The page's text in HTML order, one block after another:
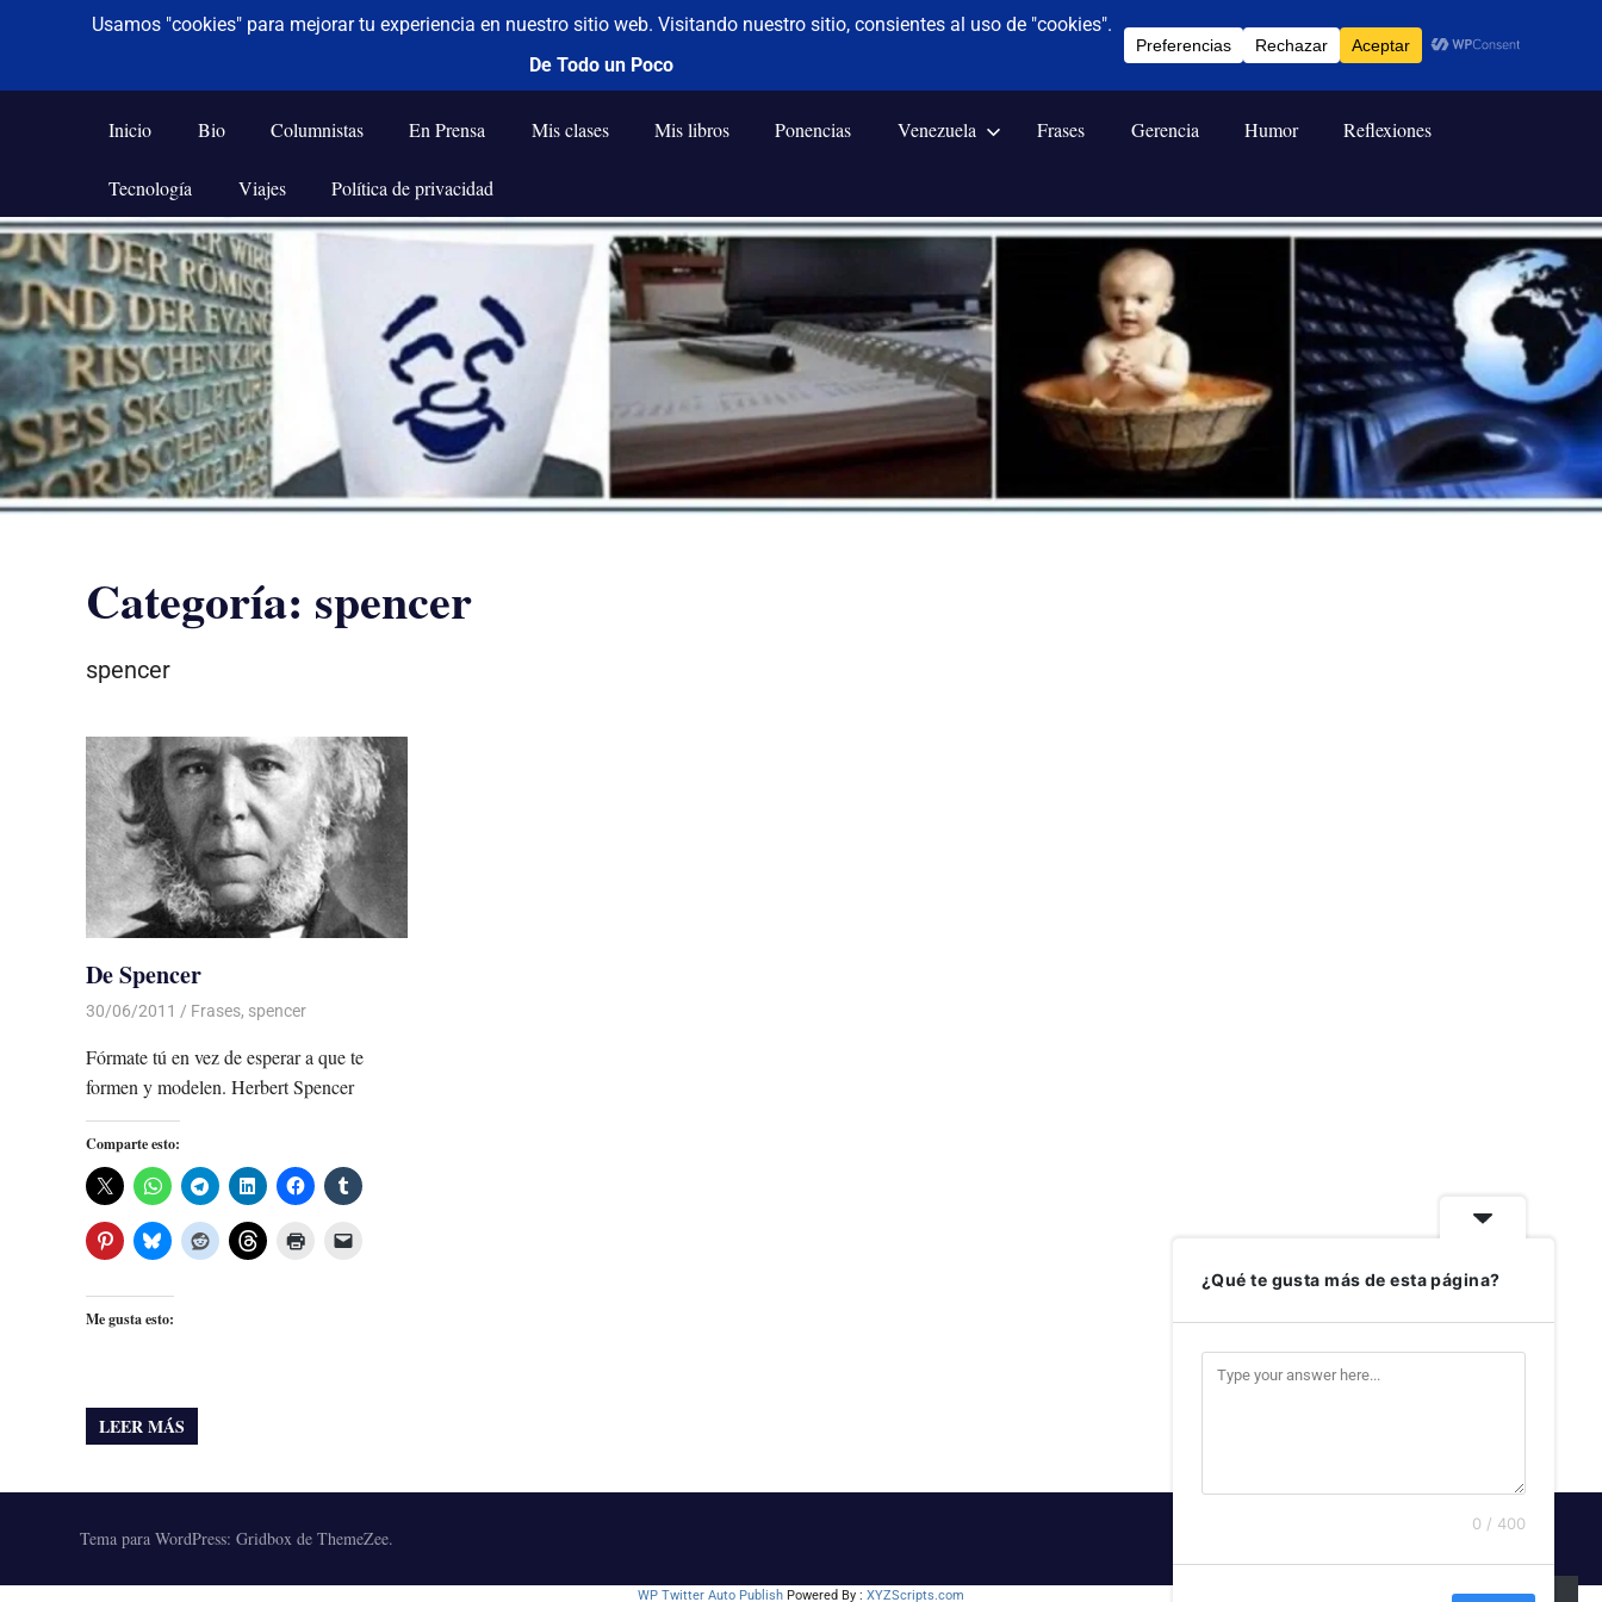
Saltar
al
contenido
De todo un poco
Frases,
Humor,
Tecnología
y
Viajes
Inicio Bio Columnistas En Prensa Mis clases Mis libros Ponencias Venezuela Frases Gerencia Humor Reflexiones
Tecnología Viajes Política de privacidad
Categoría: spencer
spencer
De Spencer
30/06/2011 Luis Castellanos
Frases, spencer
Fórmate tú en vez de esperar a que te
formen y modelen. Herbert Spencer
Comparte esto:
Me gusta esto:
LEER MÁS
Tema para WordPress: Gridbox de ThemeZee.
WP Twitter Auto Publish Powered By : XYZScripts.com
¿Qué te gusta más de esta página?
0 / 400